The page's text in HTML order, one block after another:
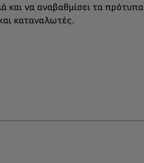
και να αναβαθμίσει τα πρότυπα
καταναλωτές.